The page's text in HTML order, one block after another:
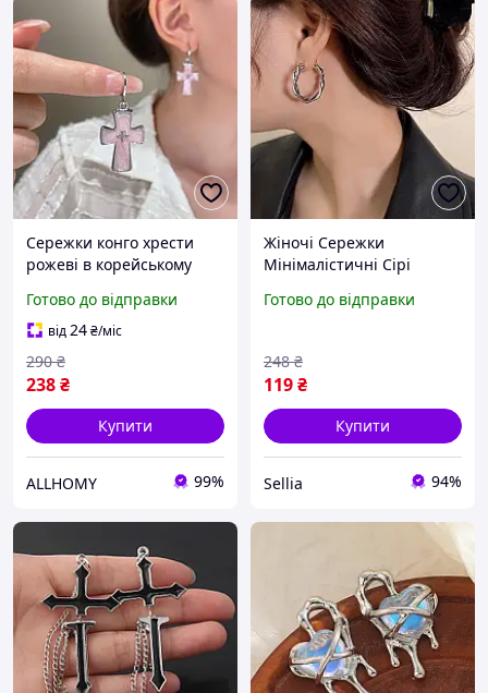
Сережки конго хрести
рожеві в корейському
панк рок-готика аніме-
кпоп
Готово до відправки
від24₴/міс
238₴
290 ₴
Купити
ALLHOMY 99%
Жіночі Сережки
Мінімалістичні Сірі
Гіпоалергенний Сплав
Універсальний Розмір
Seli
Готово до відправки
119₴
248 ₴
Купити
Sellia 94%